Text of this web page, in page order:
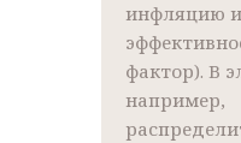
инфляцию
фактор). В
например,